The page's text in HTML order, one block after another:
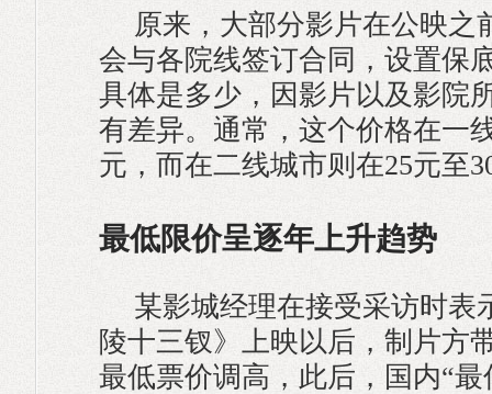
原来，大部分影片在公映之
会与各院线签订合同，设置保
具体是多少，因影片以及影院
有差异。通常，这个价格在一
元，而在二线城市则在25元至
最低限价呈逐年上升趋势
某影城经理在接受采访时表
陵十三钗》上映以后，制片方
最低票价调高，此后，国内“